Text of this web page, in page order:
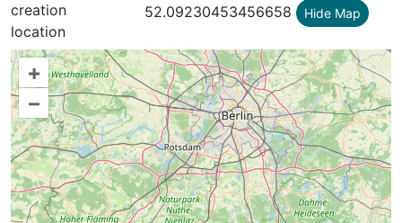
creation
location
52.09230453456658 Hide Map
+
–